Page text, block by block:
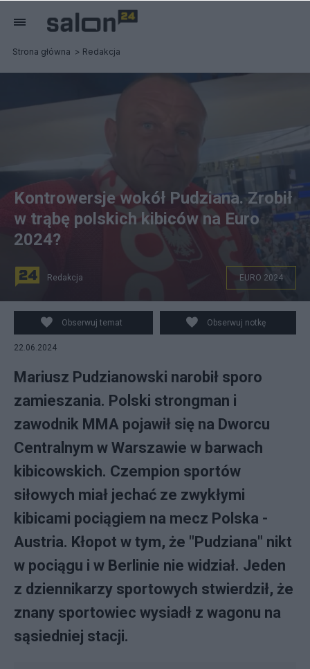
Strona główna Redakcja
Fot. Facebook
Kontrowersje wokół Pudziana. Zrobił
w trąbę polskich kibiców na Euro
2024?
Redakcja EURO 2024
Obserwuj temat Obserwuj notkę
22.06.2024
Mariusz Pudzianowski narobił sporo
zamieszania. Polski strongman i
zawodnik MMA pojawił się na Dworcu
Centralnym w Warszawie w barwach
kibicowskich. Czempion sportów
siłowych miał jechać ze zwykłymi
kibicami pociągiem na mecz Polska -
Austria. Kłopot w tym, że "Pudziana" nikt
w pociągu i w Berlinie nie widział. Jeden
z dziennikarzy sportowych stwierdził, że
znany sportowiec wysiadł z wagonu na
sąsiedniej stacji.